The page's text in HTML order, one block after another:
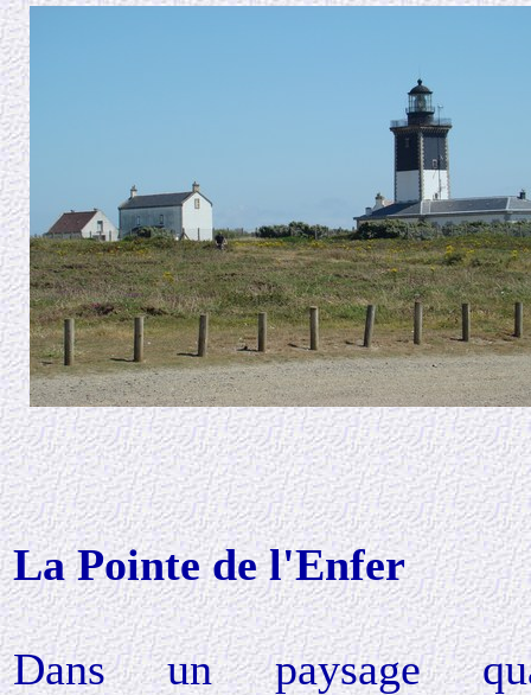
La Pointe de l'Enfer
Dans un paysage